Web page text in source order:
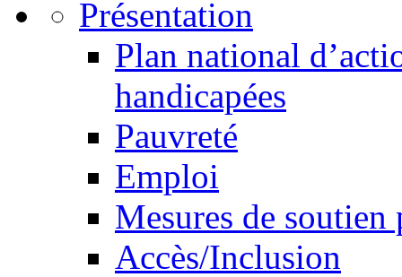
Présentation
Plan national
handicapées
Pauvreté
Emploi
Mesures de soutien
Accès/Inclusion